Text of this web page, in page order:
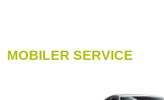
MOBILER SERVICE